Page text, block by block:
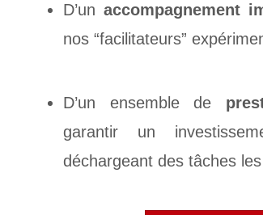
D’unaccompagnement
nos “facilitateurs”
D’un ensemble de
garantir un
déchargeant des tâches